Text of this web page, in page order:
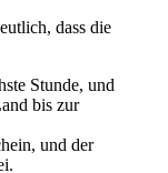
dass die
Stunde, und
bis zur
und der